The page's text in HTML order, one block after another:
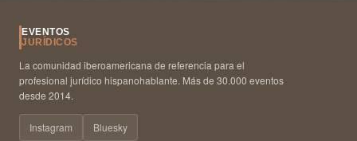
EVENTOS
JURÍDICOS
La comunidad iberoamericana de referencia para el
profesional jurídico hispanohablante. Más de 30.000 eventos
desde 2014.
Instagram Bluesky